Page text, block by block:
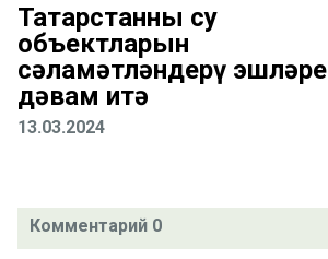
Татарстанның су
объектларын
сәламәтләндерү эшләре
дәвам итә
13.03.2024
Комментарий 0